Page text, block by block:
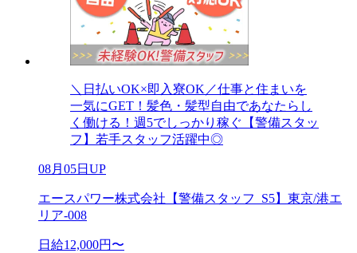
＼日払いOK×即入寮OK／仕事と住まいを
一気にGET！髪色・髪型自由であなたらし
く働ける！週5でしっかり稼ぐ【警備スタッ
フ】若手スタッフ活躍中◎
08月05日UP
エースパワー株式会社【警備スタッフ_S5】東京/港エ
リア-008
日給12,000円〜